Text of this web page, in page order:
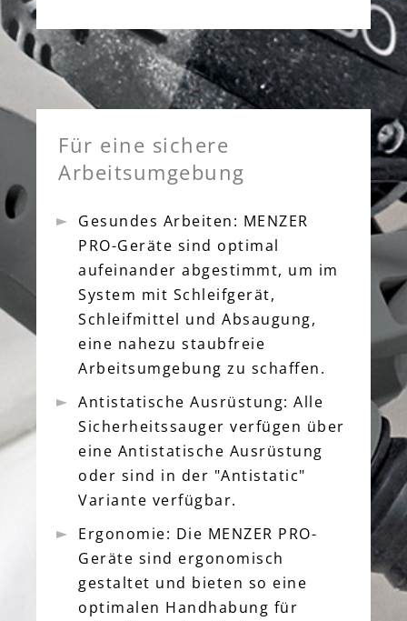
Für eine sichere
Arbeitsumgebung
Gesundes Arbeiten: MENZER
PRO-Geräte sind optimal
aufeinander abgestimmt, um im
System mit Schleifgerät,
Schleifmittel und Absaugung,
eine nahezu staubfreie
Arbeitsumgebung zu schaffen.
Antistatische Ausrüstung: Alle
Sicherheitssauger verfügen über
eine Antistatische Ausrüstung
oder sind in der "Antistatic"
Variante verfügbar.
Ergonomie: Die MENZER PRO-
Geräte sind ergonomisch
gestaltet und bieten so eine
optimalen Handhabung für